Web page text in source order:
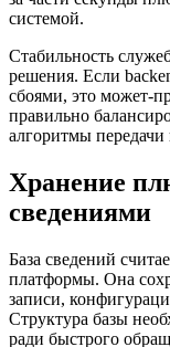
системой.
Стабильность
решения. Если
сбоями, это может-
правильно
алгоритмы
Хранение
сведениями
База сведений
платформы. Она
записи,
Структура базы
ради быстрого